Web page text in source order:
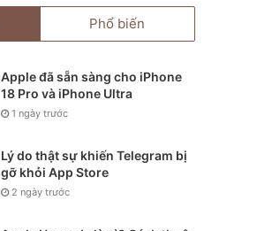
Phổ biến
Apple đã sẵn sàng cho iPhone
18 Pro và iPhone Ultra
1 ngày trước
Lý do thật sự khiến Telegram bị
gỡ khỏi App Store
2 ngày trước